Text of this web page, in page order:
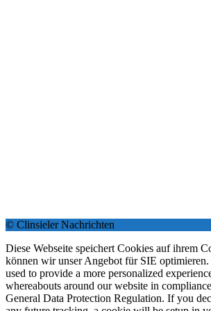
© Clinsieler Nachrichten
Diese Webseite speichert Cookies auf ihrem
können wir unser Angebot für SIE optimieren.
used to provide a more personalized
whereabouts around our website in
General Data Protection Regulation. If you